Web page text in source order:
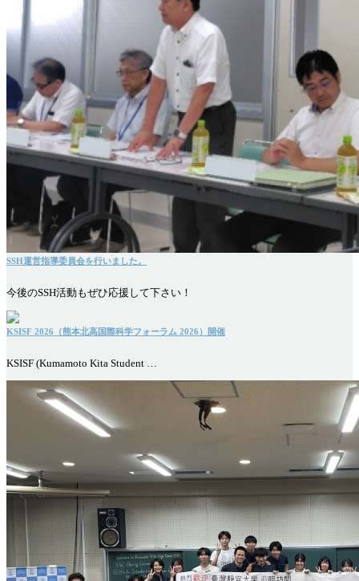
SSH運営指導委員会を行いました。
今後のSSH活動もぜひ応援して下さい！
KSISF 2026（熊本北高国際科学フォーラム 2026）開催
KSISF (Kumamoto Kita Student …